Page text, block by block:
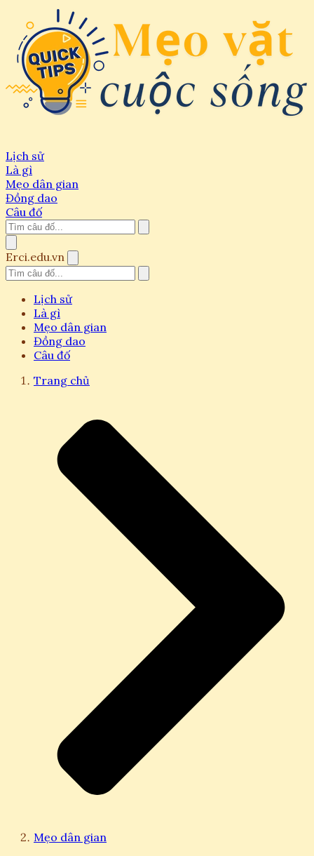
Lịch sử
Là gì
Mẹo dân gian
Đồng dao
Câu đố
Erci.edu.vn
Lịch sử
Là gì
Mẹo dân gian
Đồng dao
Câu đố
Trang chủ
Mẹo dân gian